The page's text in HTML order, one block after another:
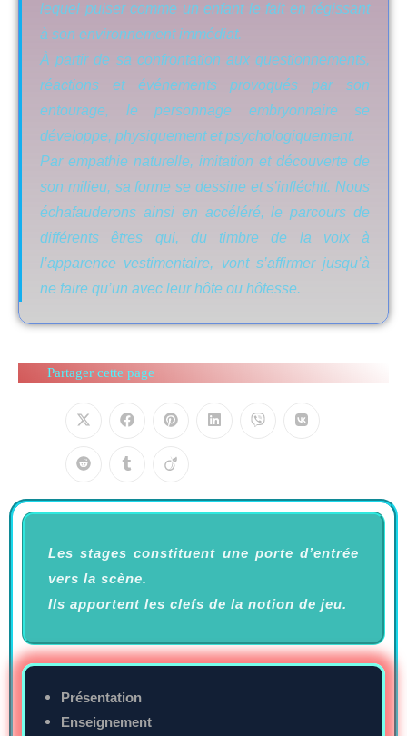
lequel puiser comme un enfant le fait en régissant
à son environnement immédiat.
À partir de sa confrontation aux questionnements,
réactions et événements provoqués par son
entourage, le personnage embryonnaire se
développe, physiquement et psychologiquement.
Par empathie naturelle, imitation et découverte de
son milieu, sa forme se dessine et s’infléchit. Nous
échafauderons ainsi en accéléré, le parcours de
différents êtres qui, du timbre de la voix à
l’apparence vestimentaire, vont s’affirmer jusqu’à
ne faire qu’un avec leur hôte ou hôtesse.
Partager cette page
Les stages constituent une porte d’entrée
vers la scène.
Ils apportent les clefs de la notion de jeu.
Présentation
Enseignement